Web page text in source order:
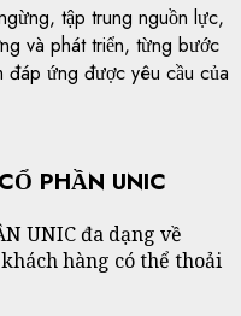
tập trung nguồn lực,
và phát triển, từng bước
đáp ứng được yêu cầu của
PHẦN UNIC
UNIC đa dạng về
hàng có thể thoải